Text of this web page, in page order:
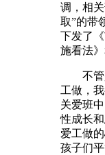
调，相
取”的带
下发了
施看法
不管是
工做，
关爱班
性成长
爱工做
孩子们